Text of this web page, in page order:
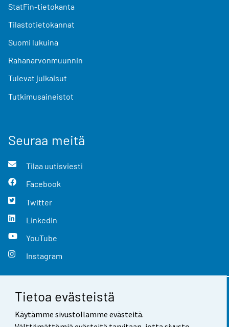
Tietoa evästeistä
Käytämme sivustollamme evästeitä.
StatFin-tietokanta
Tilastotietokannat
Suomi lukuina
Rahanarvonmuunnin
Tulevat julkaisut
Tutkimusaineistot
Seuraa meitä
Tilaa uutisviesti
Facebook
Twitter
LinkedIn
YouTube
Instagram
Yhteystiedot
Palaute